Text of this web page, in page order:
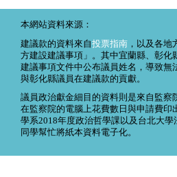
本網站資料來源：
建議款的資料來自投票指南 ，以及各
方建設建議事項」。其中宜蘭縣、彰化
建議事項文件中公布議員姓名，導致無
與彰化縣議員在建議款的貢獻。
議員政治獻金細目的資料則是來自監察
在監察院的電腦上花費數日與申請費印
學系2018年度政治哲學課以及台北大
同學幫忙將紙本資料電子化。